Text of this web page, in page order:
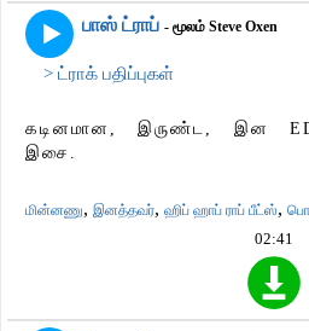
பாஸ் ட்ராப் - மூலம் Steve Oxen
> ட்ராக் பதிப்புகள்
கடினமான, இருண்ட, இன
இசை.
மின்னணு, இனத்தவர், ஹிப் ஹாப் ராப் பீட்ஸ்,
02:41